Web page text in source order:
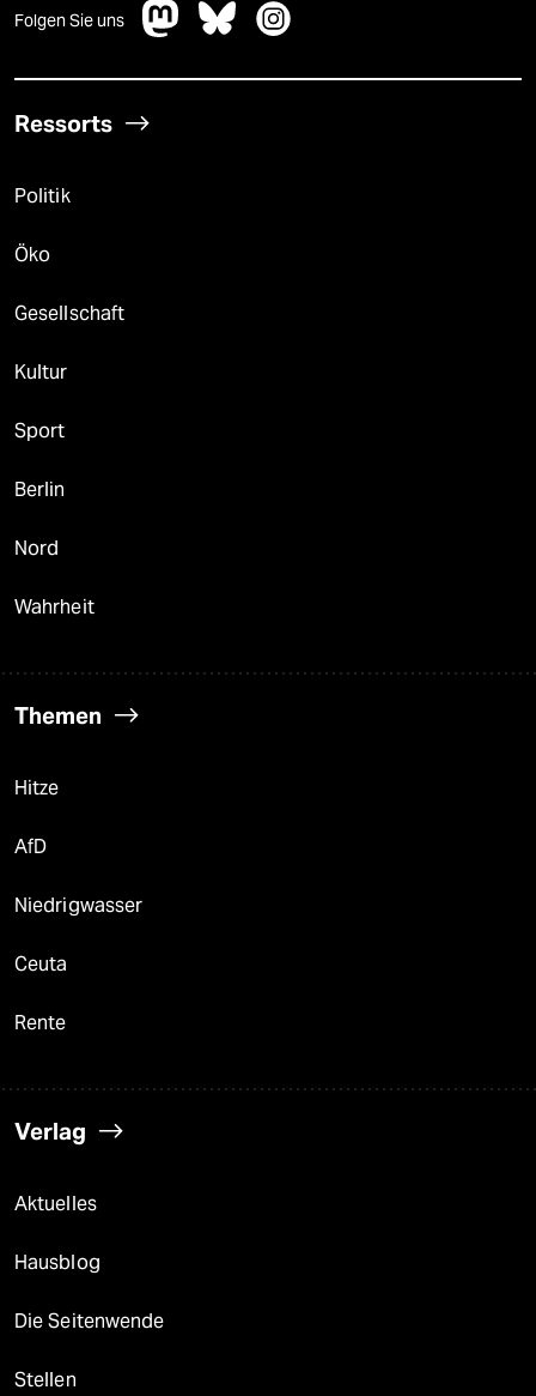
Folgen Sie uns
Ressorts
Politik
Öko
Gesellschaft
Kultur
Sport
Berlin
Nord
Wahrheit
Themen
Hitze
AfD
Niedrigwasser
Ceuta
Rente
Verlag
Aktuelles
Hausblog
Die Seitenwende
Stellen